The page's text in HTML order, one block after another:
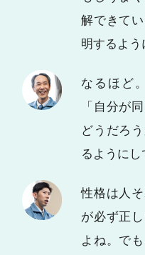
解できて
明するよう
なるほど
「自分が
どうだろ
るようにし
性格は人
が必ず正
よね。で